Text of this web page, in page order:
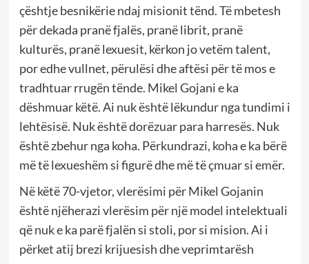
çështje besnikërie ndaj misionit tënd. Të mbetesh
për dekada pranë fjalës, pranë librit, pranë
kulturës, pranë lexuesit, kërkon jo vetëm talent,
por edhe vullnet, përulësi dhe aftësi për të mos e
tradhtuar rrugën tënde. Mikel Gojani e ka
dëshmuar këtë. Ai nuk është lëkundur nga tundimi i
lehtësisë. Nuk është dorëzuar para harresës. Nuk
është zbehur nga koha. Përkundrazi, koha e ka bërë
më të lexueshëm si figurë dhe më të çmuar si emër.
Në këtë 70-vjetor, vlerësimi për Mikel Gojanin
është njëherazi vlerësim për një model intelektuali
që nuk e ka parë fjalën si stoli, por si mision. Ai i
përket atij brezi krijuesish dhe veprimtarësh